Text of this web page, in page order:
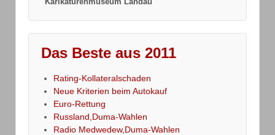
Das Beste aus 2011
Rating-Kollateralschaden
Neue Kriterien beim Autokauf
Euro-Rettung
Russland,Duma-Wahlen
Radio Medwedew,Duma-Wahlen